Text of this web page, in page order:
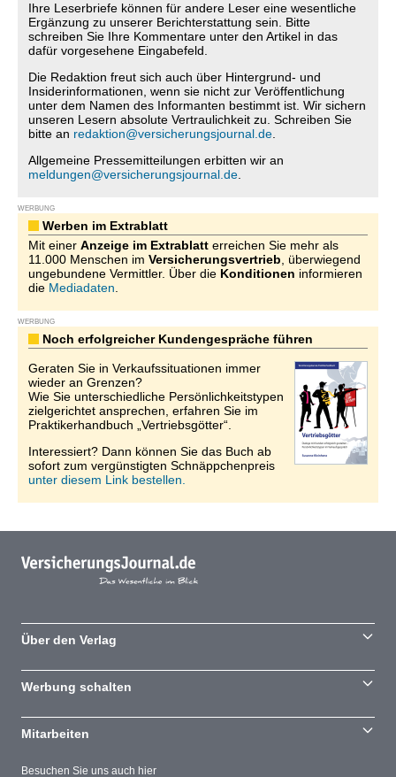
Ihre Leserbriefe können für andere Leser eine wesentliche
Ergänzung zu unserer Berichterstattung sein. Bitte
schreiben Sie Ihre Kommentare unter den Artikel in das
dafür vorgesehene Eingabefeld.
Die Redaktion freut sich auch über Hintergrund- und
Insiderinformationen, wenn sie nicht zur Veröffentlichung
unter dem Namen des Informanten bestimmt ist. Wir sichern
unseren Lesern absolute Vertraulichkeit zu. Schreiben Sie
bitte an redaktion@versicherungsjournal.de
Allgemeine Pressemitteilungen erbitten wir an
meldungen@versicherungsjournal.de
WERBUNG
Werben im Extrablatt
Mit einer Anzeige im Extrablatt erreichen Sie mehr als
11.000 Menschen im Versicherungsvertrieb , überwiegend
ungebundene Vermittler. Über die Konditionen informieren
die Mediadaten
WERBUNG
Noch erfolgreicher Kundengespräche führen
Geraten Sie in Verkaufssituationen immer
wieder an Grenzen?
Wie Sie unterschiedliche Persönlichkeitstypen
zielgerichtet ansprechen, erfahren Sie im
Praktikerhandbuch „Vertriebsgötter“.
Interessiert? Dann können Sie das Buch ab
sofort zum vergünstigten Schnäppchenpreis
unter diesem Link bestellen.
Besuchen Sie uns auch hier
Über den Verlag
Werbung schalten
Mitarbeiten